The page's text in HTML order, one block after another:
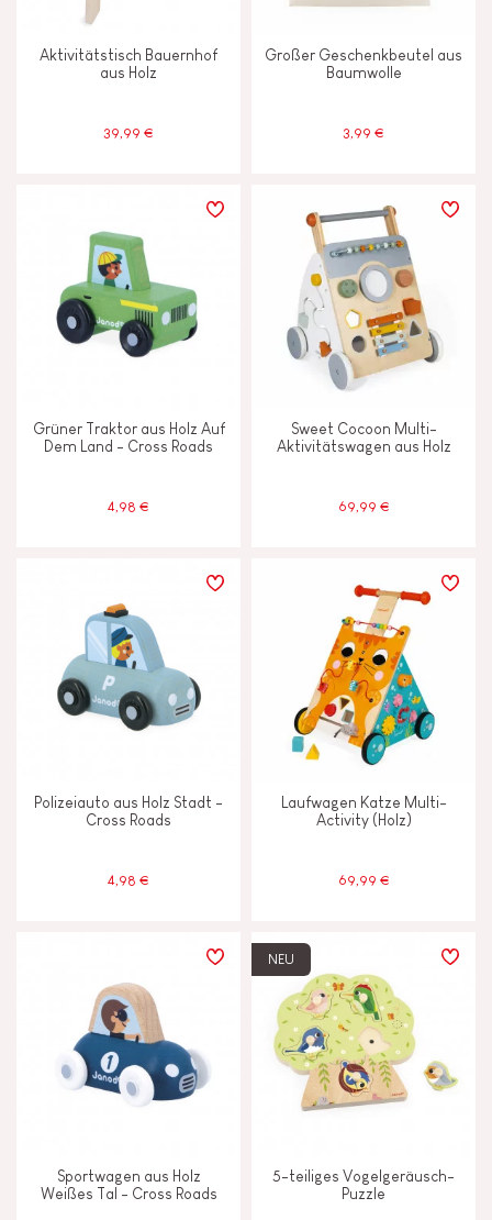
Aktivitätstisch Bauernhof
aus Holz
39,99 €
Großer Geschenkbeutel aus
Baumwolle
3,99 €
Grüner Traktor aus Holz Auf
Dem Land - Cross Roads
4,98 €
Sweet Cocoon Multi-
Aktivitätswagen aus Holz
69,99 €
Polizeiauto aus Holz Stadt -
Cross Roads
4,98 €
Laufwagen Katze Multi-
Activity (Holz)
69,99 €
Sportwagen aus Holz
Weißes Tal - Cross Roads
NEU
5-teiliges Vogelgeräusch-
Puzzle